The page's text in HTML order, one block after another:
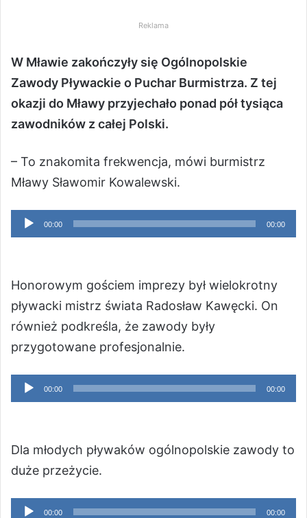
Reklama
W Mławie zakończyły się Ogólnopolskie
Zawody Pływackie o Puchar Burmistrza. Z tej
okazji do Mławy przyjechało ponad pół tysiąca
zawodników z całej Polski.
– To znakomita frekwencja, mówi burmistrz
Mławy Sławomir Kowalewski.
Odtwarzacz
plików
00:00 00:00
Honorowym gościem imprezy był wielokrotny
pływacki mistrz świata Radosław Kawęcki. On
również podkreśla, że zawody były
przygotowane profesjonalnie.
Odtwarzacz
plików
00:00 00:00
Dla młodych pływaków ogólnopolskie zawody to
duże przeżycie.
Odtwarzacz
00:00 00:00